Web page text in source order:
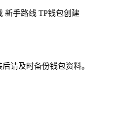
新手路线 TP钱包创建
请及时备份钱包资料。